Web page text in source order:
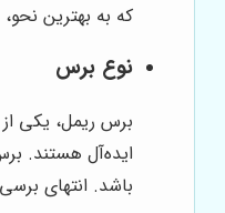
که به بهترین نحو،
نوع برس
برس ریمل، یکی
ایده‌آل هستند.
باشد. انتهای